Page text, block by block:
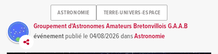
ASTRONOMIE TERRE-UNIVERS-ESPACE
Groupement d'Astronomes Amateurs Bretonvillois G.A.A.B
événement publié le04/08/2026dansAstronomie